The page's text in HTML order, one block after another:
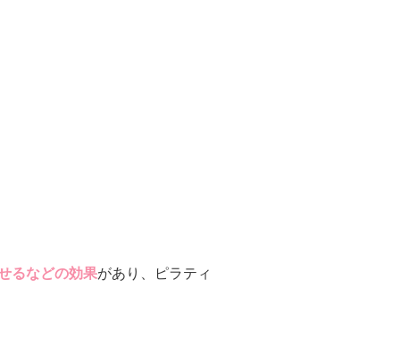
るなどの効果があり、ピラティ